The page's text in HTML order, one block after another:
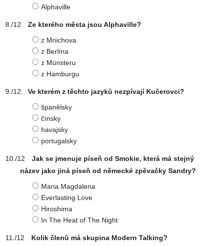
Alphaville
Ze kterého města jsou Alphaville?
z Mnichova
z Berlína
z Münsteru
z Hamburgu
Ve kterém z těchto jazyků nezpívají Kučerovci?
španělsky
čínsky
havajsky
portugalsky
Jak se jmenuje píseň od Smokie, která má stejný
název jako jiná píseň od německé zpěvačky Sandry?
Maria Magdalena
Everlasting Love
Hiroshima
In The Heat of The Night
Kolik členů má skupina Modern Talking?